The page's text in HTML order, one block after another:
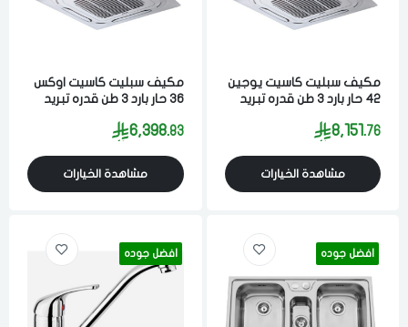
مكيف سبليت كاسيت يوجين
42 حار بارد 3 طن قدره تبريد
انفيرتر8,151.76
مشاهدة الخيارات
مكيف سبليت كاسيت اوكس
36 حار بارد 3 طن قدره تبريد
انفيرتر
6,398.83
مشاهدة الخيارات
افضل جوده افضل جوده